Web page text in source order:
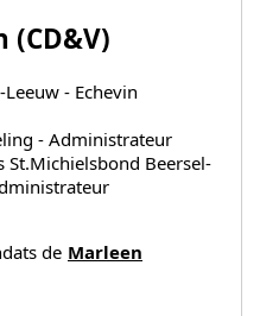
(CD&V)
- Echevin
- Administrateur
St.Michielsbond Beersel-
de Marleen